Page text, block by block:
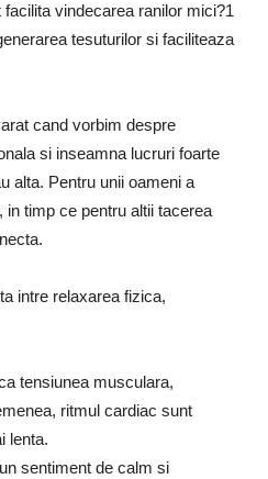
vindecarea ranilor mici?1
tesuturilor si faciliteaza
cand vorbim despre
si inseamna lucruri foarte
alta. Pentru unii oameni a
timp ce pentru altii tacerea
intre relaxarea fizica,
tensiunea musculara,
ritmul cardiac sunt
lenta.
sentiment de calm si